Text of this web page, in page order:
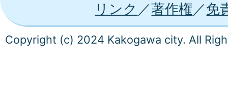
リンク
著作権 免
Copyright (c) 2024 Kakogawa city. All